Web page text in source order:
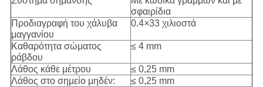
σφαιρίδια
Προδιαγραφή του χάλυβα
μαγγανίου
0.4×33 χιλιοστά
Καθαρότητα σώματος
ράβδου
≤ 4 mm
Λάθος κάθε μέτρου
≤ 0,25 mm
Λάθος στο σημείο μηδέν:
≤ 0,25 mm